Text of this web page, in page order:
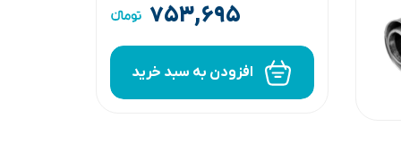
۷۵۳,۶۹۵
افزودن به سبد خرید